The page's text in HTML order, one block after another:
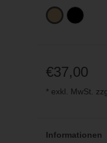
€37,00
* exkl. MwSt.
Informationen